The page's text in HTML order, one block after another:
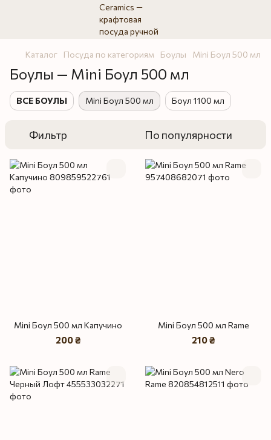
Каталог Посуда по категориям Боулы Mini Боул 500 мл
Боулы — Mini Боул 500 мл
ВСЕ БОУЛЫ Mini Боул 500 мл Боул 1100 мл
Фильтр По популярности
Mini Боул 500 мл Капучино
200 ₴
Mini Боул 500 мл Rame
210 ₴